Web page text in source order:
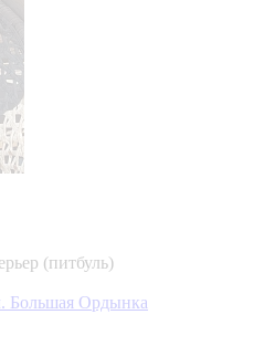
(питбуль)
Большая Ордынка